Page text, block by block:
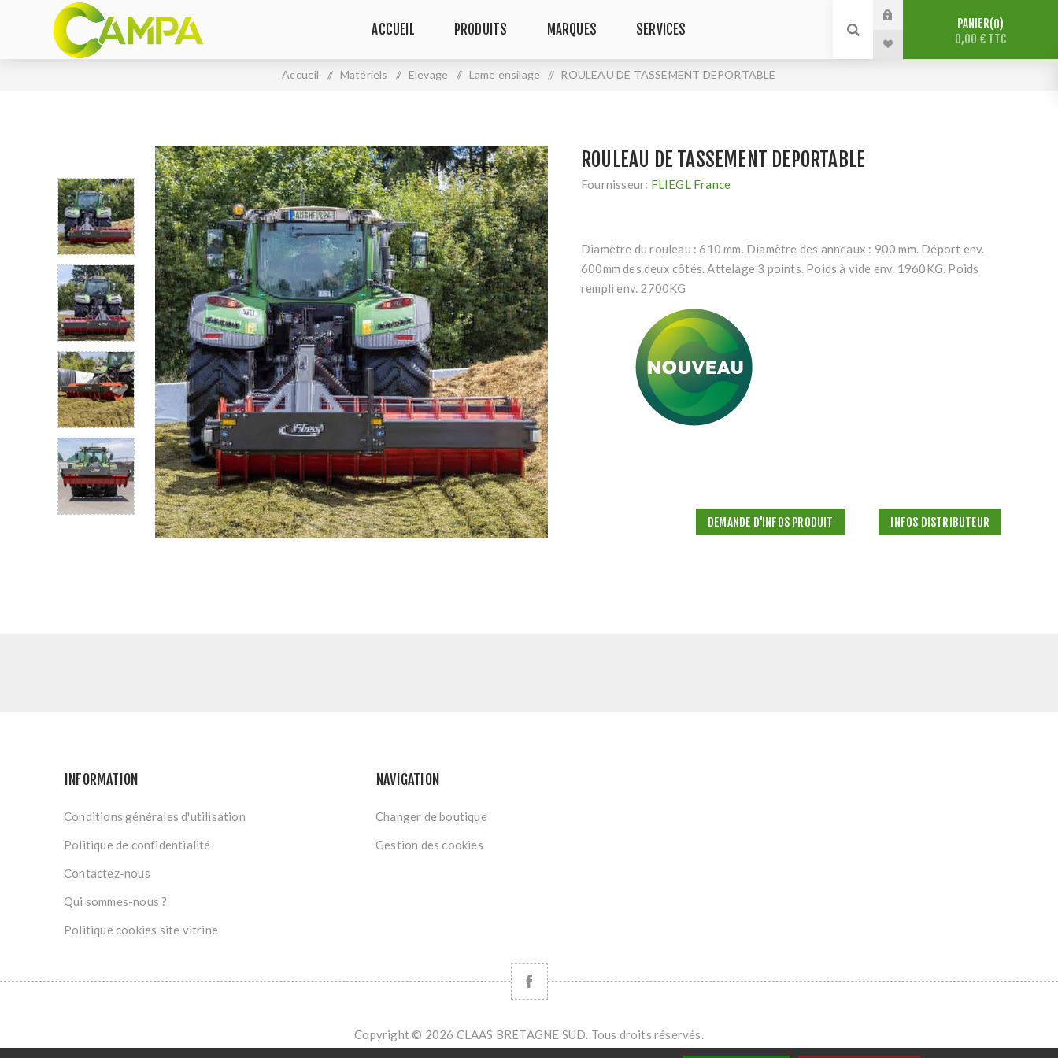
ACCUEIL PRODUITS MARQUES SERVICES PANIER 0
0,00 € TTC
Accueil / Matériels / Elevage / Lame ensilage / ROULEAU DE TASSEMENT DEPORTABLE
ROULEAU DE TASSEMENT DEPORTABLE
Fournisseur: FLIEGL France
Diamètre du rouleau : 610 mm. Diamètre des anneaux : 900 mm. Déport env.
600mm des deux côtés. Attelage 3 points. Poids à vide env. 1960KG. Poids
rempli env. 2700KG
DEMANDE D'INFOS PRODUIT INFOS DISTRIBUTEUR
INFORMATION
Conditions générales d'utilisation
Politique de confidentialité
Contactez-nous
Qui sommes-nous ?
Politique cookies site vitrine
NAVIGATION
Changer de boutique
Gestion des cookies
Copyright © 2026 CLAAS BRETAGNE SUD. Tous droits réservés.